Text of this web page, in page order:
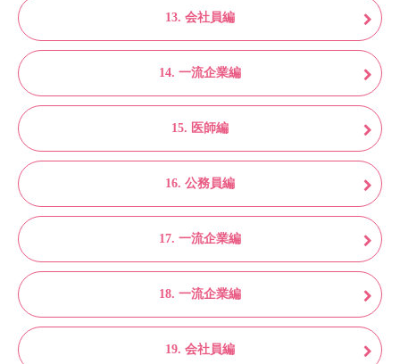
13. 会社員編
14. 一流企業編
15. 医師編
16. 公務員編
17. 一流企業編
18. 一流企業編
19. 会社員編